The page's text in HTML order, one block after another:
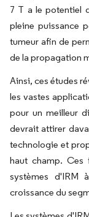
7 T a le potentiel
pleine puissance
tumeur afin de
de la propagation
Ainsi, ces études
les vastes
pour un meilleur
devrait attirer
technologie et
haut champ. Ces
systèmes d'IRM
croissance du